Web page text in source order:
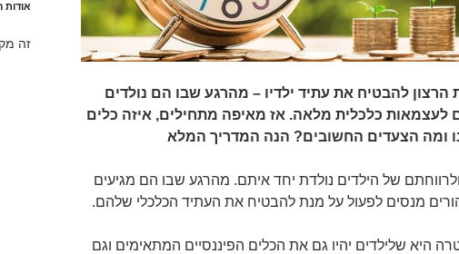
הרצון להבטיח את עתיד ילדיו – מהרגע שבו הם נולדים
לעצמאות כלכלית מלאה. אז מאיפה מתחילים, איזה כלים
ומה הצעדים החשובים? הנה המדריך המלא
של הילדים נולדת יחד איתם. מהרגע שבו הם מגיעים
מנסים לפעול על מנת להבטיח את העתיד הכלכלי שלהם.
היא שלילדים יהיו גם את הכלים הפיננסיים המתאימים וגם
אודות
זה